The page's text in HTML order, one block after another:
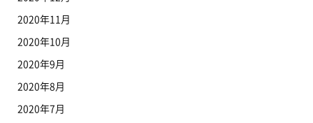
2020年11月
2020年10月
2020年9月
2020年8月
2020年7月